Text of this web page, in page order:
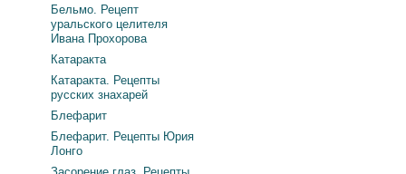
Бельмо. Рецепт
уральского целителя
Ивана Прохорова
Катаракта
Катаракта. Рецепты
русских знахарей
Блефарит
Блефарит. Рецепты Юрия
Лонго